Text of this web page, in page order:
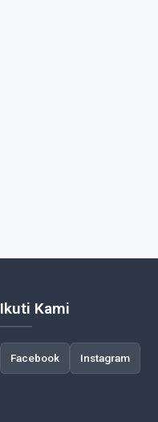
Ikuti Kami
Facebook Instagram